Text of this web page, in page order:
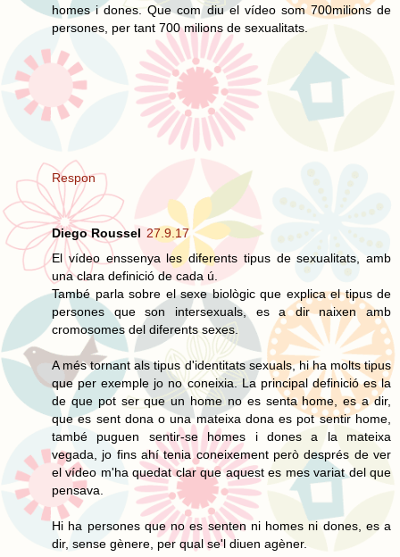
homes i dones. Que com diu el vídeo som 700milions de
persones, per tant 700 milions de sexualitats.
Respon
Diego Roussel 27.9.17
El vídeo enssenya les diferents tipus de sexualitats, amb
una clara definició de cada ú.
També parla sobre el sexe biològic que explica el tipus de
persones que son intersexuals, es a dir naixen amb
cromosomes del diferents sexes.
A més tornant als tipus d'identitats sexuals, hi ha molts tipus
que per exemple jo no coneixia. La principal definició es la
de que pot ser que un home no es senta home, es a dir,
que es sent dona o una mateixa dona es pot sentir home,
també puguen sentir-se homes i dones a la mateixa
vegada, jo fins ahí tenia coneixement però després de ver
el vídeo m'ha quedat clar que aquest es mes variat del que
pensava.
Hi ha persones que no es senten ni homes ni dones, es a
dir, sense gènere, per qual se'l diuen agèner.